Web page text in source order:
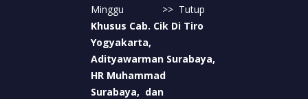
Namun, kondisi ini relatif jarang terjadi dan
biasanya berhubungan dengan penggunaan
suplemen tanpa pengawasan medis. Vitamin D
dari sumber alami seperti makanan dan sinar
matahari umumnya tidak menimbulkan risiko
ini jika dikonsumsi dalam batas aman.
Minggu >> Tutup
Khusus Cab. Cik Di Tiro
Yogyakarta,
Adityawarman Surabaya,
HR Muhammad
Surabaya, dan